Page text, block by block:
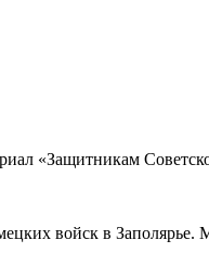
«Защитникам
войск в